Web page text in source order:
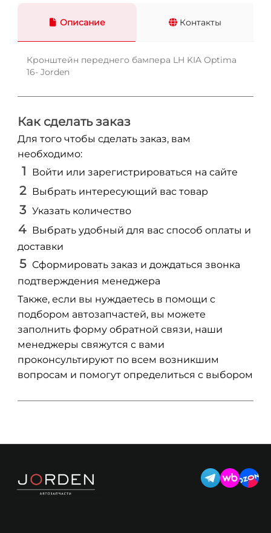
Описание Контакты
Кронштейн переднего бампера LH KIA Optima
16- Jorden
Как сделать заказ
Для того чтобы сделать заказ, вам
необходимо:
Войти или зарегистрироваться на сайте
Выбрать интересующий вас товар
Указать количество
Выбрать удобный для вас способ оплаты и
доставки
Сформировать заказ и дождаться звонка
подтверждения менеджера
Также, если вы нуждаетесь в помощи с
подбором автозапчастей, вы можете
заполнить форму обратной связи, наши
менеджеры свяжутся с вами
проконсультируют по всем возникшим
вопросам и помогут определиться с выбором